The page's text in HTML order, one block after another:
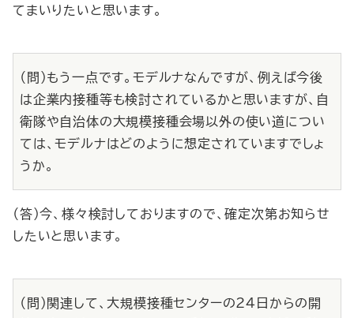
てまいりたいと思います。
（問）もう一点です。モデルナなんですが、例えば今後
は企業内接種等も検討されているかと思いますが、自
衛隊や自治体の大規模接種会場以外の使い道につい
ては、モデルナはどのように想定されていますでしょ
うか。
（答）今、様々検討しておりますので、確定次第お知らせ
したいと思います。
（問）関連して、大規模接種センターの24日からの開